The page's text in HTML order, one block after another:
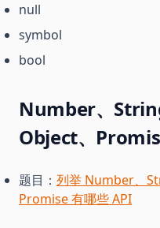
null
symbol
bool
Number、
Object、
题目： 列举 Number、
Promise 有哪些 API